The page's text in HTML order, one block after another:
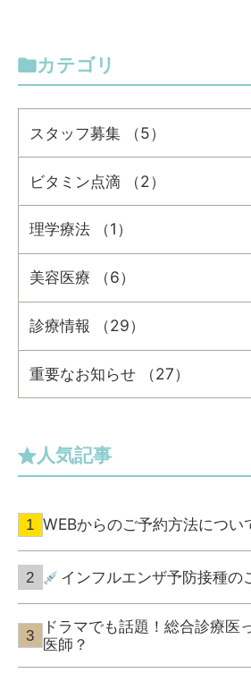
カテゴリ
スタッフ募集 （5）
ビタミン点滴 （2）
理学療法 （1）
美容医療 （6）
診療情報 （29）
重要なお知らせ （27）
人気記事
WEBからのご予約方法につい
インフルエンザ予防接種の
ドラマでも話題！総合診療医
医師？